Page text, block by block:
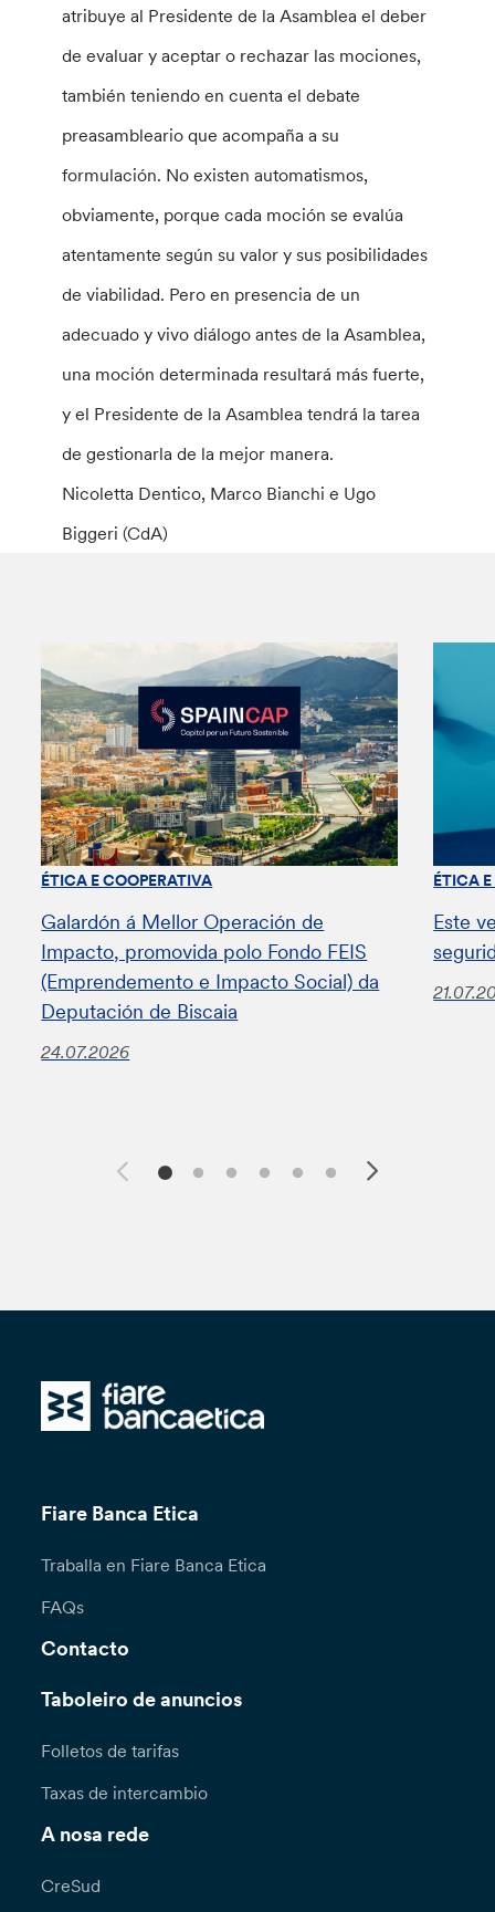
atribuye al Presidente de la Asamblea el deber
de evaluar y aceptar o rechazar las mociones,
también teniendo en cuenta el debate
preasambleario que acompaña a su
formulación. No existen automatismos,
obviamente, porque cada moción se evalúa
atentamente según su valor y sus posibilidades
de viabilidad. Pero en presencia de un
adecuado y vivo diálogo antes de la Asamblea,
una moción determinada resultará más fuerte,
y el Presidente de la Asamblea tendrá la tarea
de gestionarla de la mejor manera.
Nicoletta Dentico, Marco Bianchi e Ugo
Biggeri (CdA)
ÉTICA E COOPERATIVA
Galardón á Mellor Operación de
Impacto, promovida polo Fondo FEIS
(Emprendemento e Impacto Social) da
Deputación de Biscaia
24.07.2026
ÉTICA
Este
Fiare Banca Etica
Traballa en Fiare Banca Etica
FAQs
Contacto
Taboleiro de anuncios
Folletos de tarifas
Taxas de intercambio
A nosa rede
CreSud